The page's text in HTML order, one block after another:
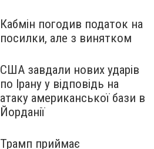
Кабмін погодив податок на
посилки, але з винятком
США завдали нових ударів
по Ірану у відповідь на
атаку американської бази в
Йорданії
Трамп приймає